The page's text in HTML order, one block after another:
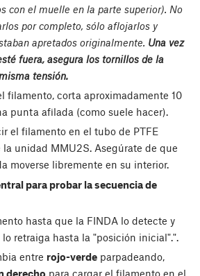
con el muelle en la parte superior). No
por completo, sólo aflojarlos y
apretados originalmente. Una vez
fuera, asegura los tornillos de la
tensión.
filamento, corta aproximadamente 10
punta afilada (como suele hacer).
el filamento en el tubo de PTFE
unidad MMU2S. Asegúrate de que
moverse libremente en su interior.
para probar la secuencia de
hasta que la FINDA lo detecte y
retraiga hasta la "posición inicial".".
entre rojo-verdeparpadeando,
derecho para cargar el filamento en el